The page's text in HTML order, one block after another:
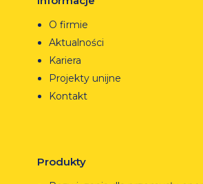
O firmie
Aktualności
Kariera
Projekty unijne
Kontakt
Produkty